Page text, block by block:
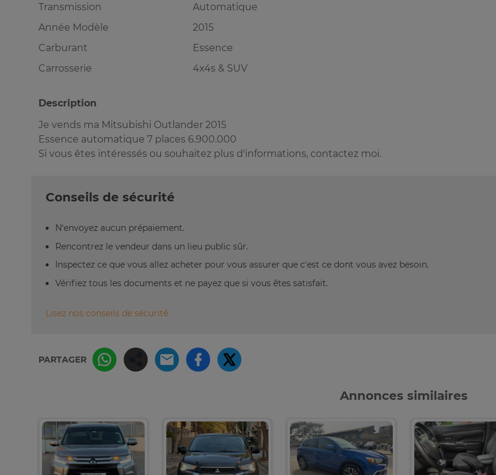
Transmission
Automatique
Année Modèle
2015
Carburant
Essence
Carrosserie
4x4s & SUV
Description
Je vends ma Mitsubishi Outlander 2015
Essence automatique 7 places 6.900.000
Si vous êtes intéressés ou souhaitez plus d'informations, contactez moi.
Conseils de sécurité
N’envoyez aucun prépaiement.
Rencontrez le vendeur dans un lieu public sûr.
Inspectez ce que vous allez acheter pour vous assurer que c’est ce dont vous avez besoin.
Vérifiez tous les documents et ne payez que si vous êtes satisfait.
Lisez nos conseils de sécurité
PARTAGER
Annonces similaires